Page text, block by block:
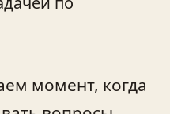
момент, когда